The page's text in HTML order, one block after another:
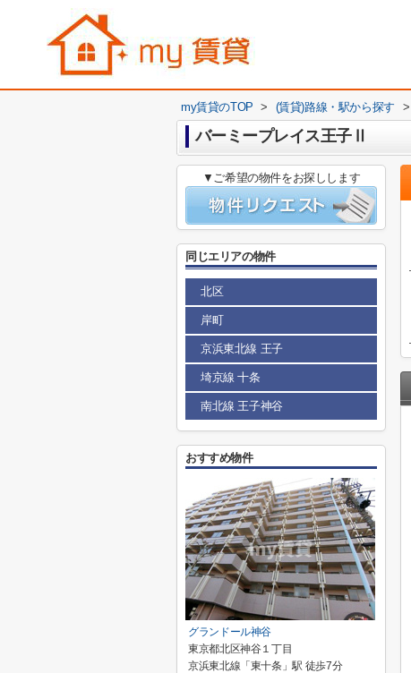
my賃貸のTOP > (賃貸)路線・駅から探す >
バーミープレイス王子Ⅱ
▼ご希望の物件をお探しします
同じエリアの物件
北区
岸町
京浜東北線 王子
埼京線 十条
南北線 王子神谷
おすすめ物件
グランドール神谷
東京都北区神谷１丁目
京浜東北線「東十条」駅 徒歩7分